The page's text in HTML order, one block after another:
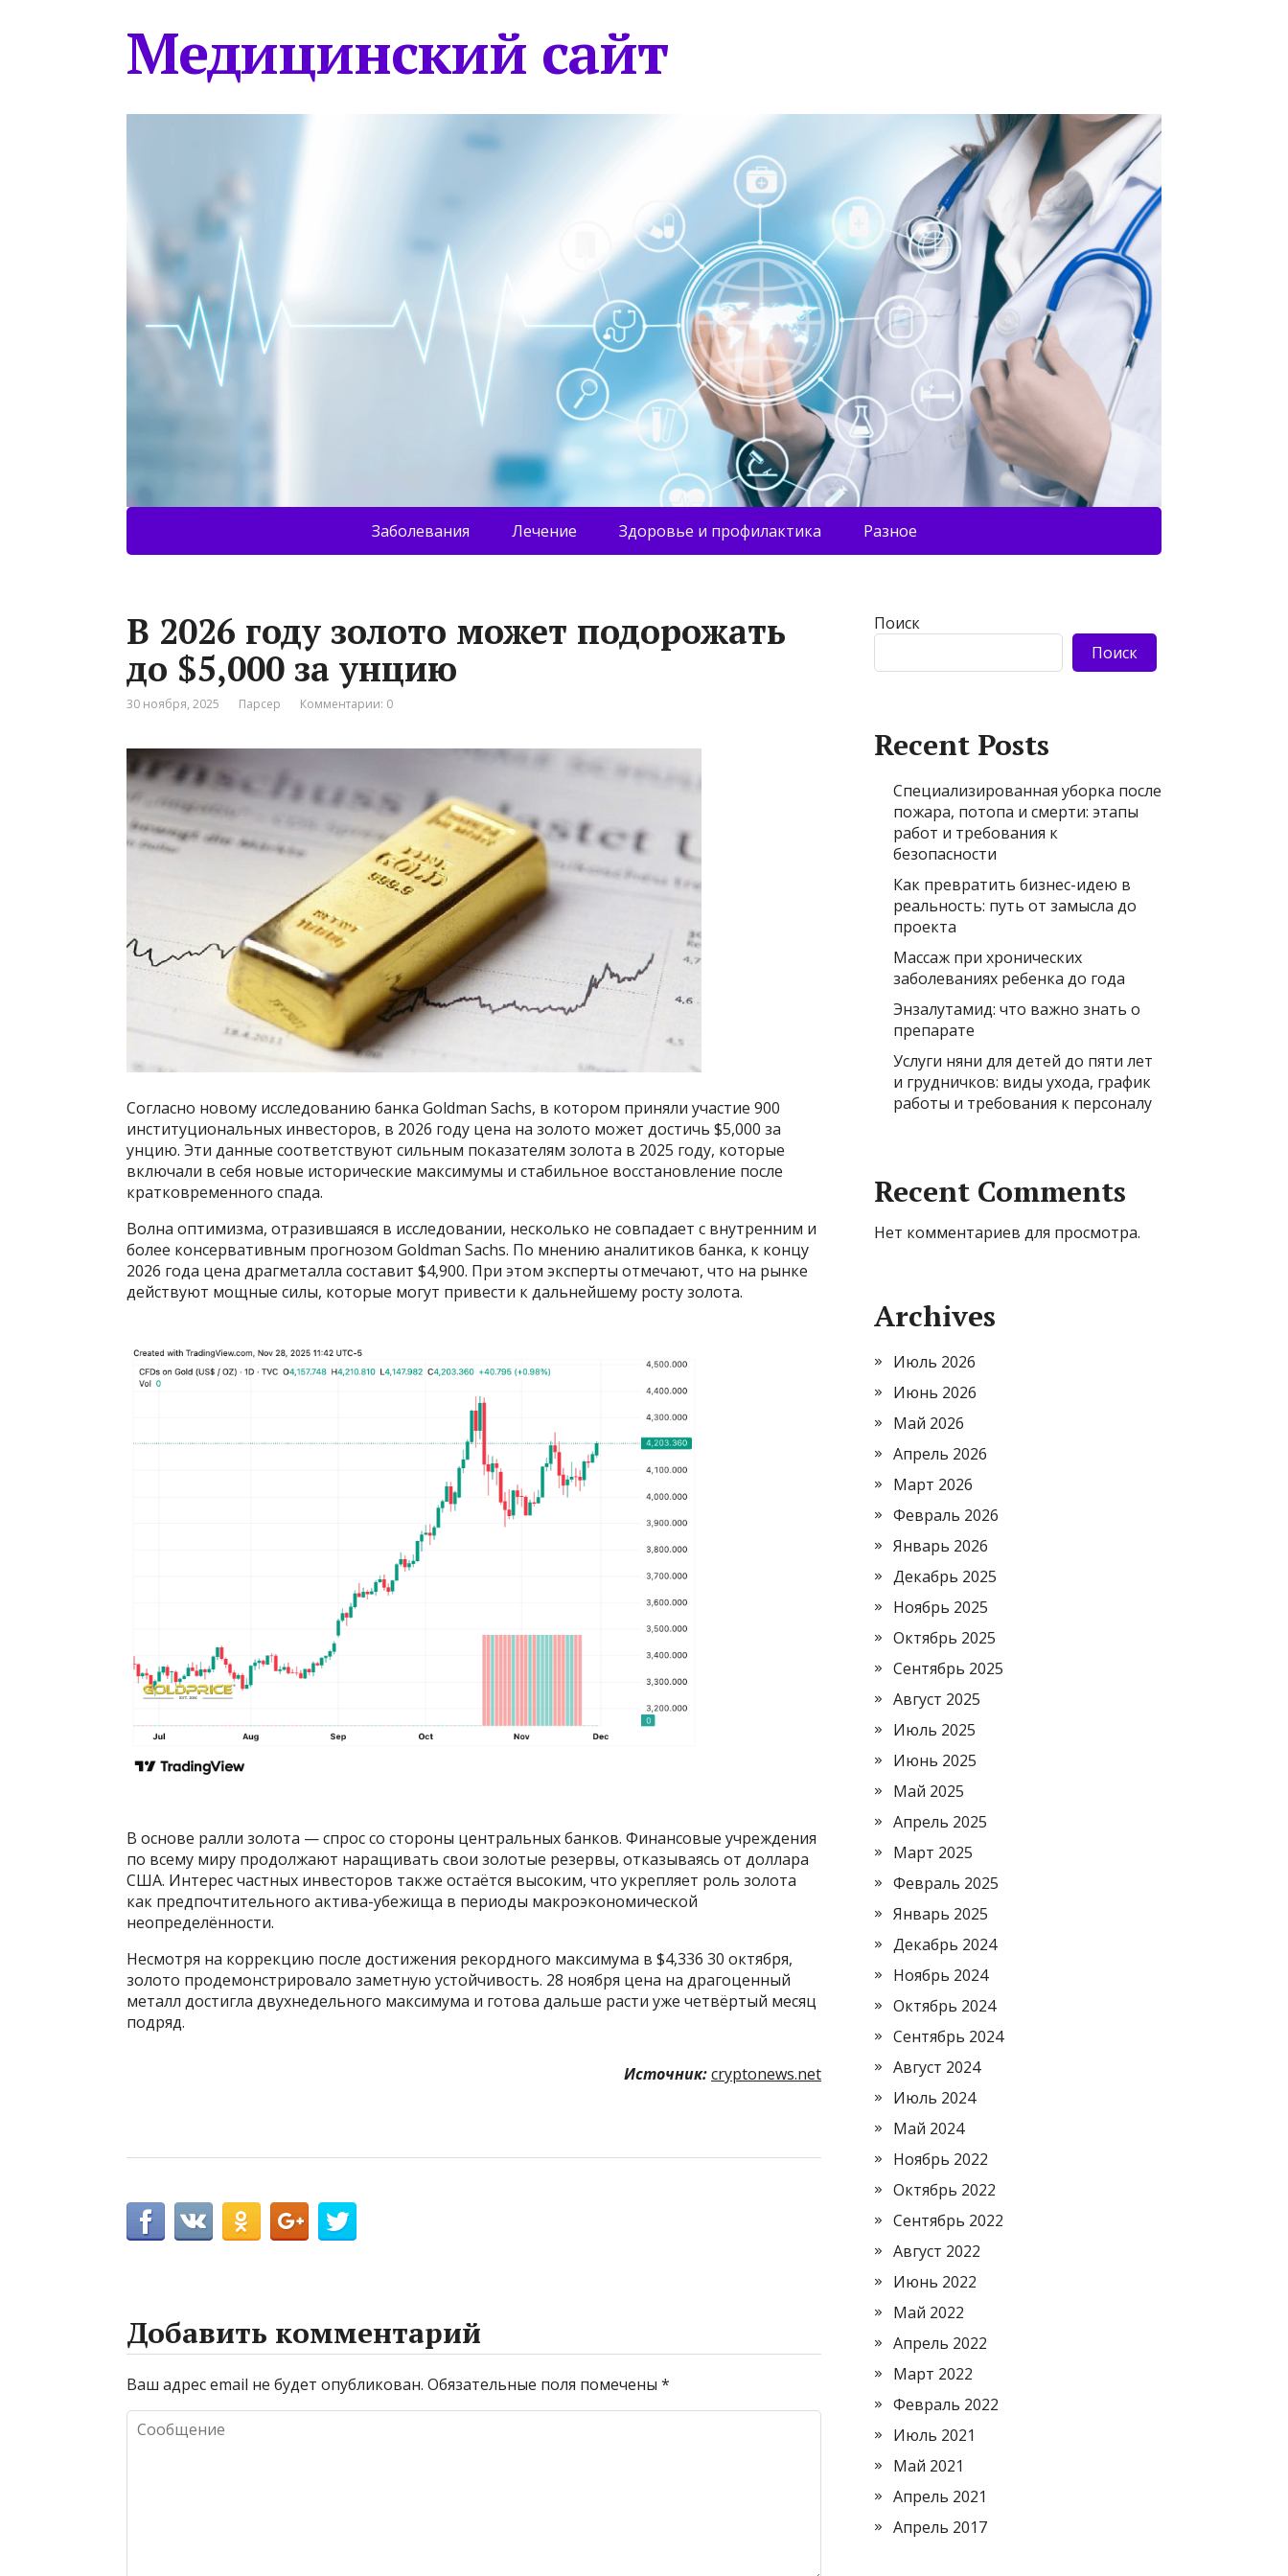
Медицинский сайт
Заболевания Лечение Здоровье и профилактика Разное
В 2026 году золото может подорожать
до $5,000 за унцию
30 ноября, 2025 Парсер Комментарии: 0
Согласно новому исследованию банка Goldman Sachs, в котором приняли участие 900
институциональных инвесторов, в 2026 году цена на золото может достичь $5,000 за
унцию. Эти данные соответствуют сильным показателям золота в 2025 году, которые
включали в себя новые исторические максимумы и стабильное восстановление после
кратковременного спада.
Волна оптимизма, отразившаяся в исследовании, несколько не совпадает с внутренним и
более консервативным прогнозом Goldman Sachs. По мнению аналитиков банка, к концу
2026 года цена драгметалла составит $4,900. При этом эксперты отмечают, что на рынке
действуют мощные силы, которые могут привести к дальнейшему росту золота.
В основе ралли золота — спрос со стороны центральных банков. Финансовые учреждения
по всему миру продолжают наращивать свои золотые резервы, отказываясь от доллара
США. Интерес частных инвесторов также остаётся высоким, что укрепляет роль золота
как предпочтительного актива-убежища в периоды макроэкономической
неопределённости.
Несмотря на коррекцию после достижения рекордного максимума в $4,336 30 октября,
золото продемонстрировало заметную устойчивость. 28 ноября цена на драгоценный
металл достигла двухнедельного максимума и готова дальше расти уже четвёртый месяц
подряд.
Источник:cryptonews.net
Добавить комментарий
Ваш адрес email не будет опубликован. Обязательные поля помечены *
Поиск
Поиск
Recent Posts
Специализированная уборка после
пожара, потопа и смерти: этапы
работ и требования к
безопасности
Как превратить бизнес-идею в
реальность: путь от замысла до
проекта
Массаж при хронических
заболеваниях ребенка до года
Энзалутамид: что важно знать о
препарате
Услуги няни для детей до пяти лет
и грудничков: виды ухода, график
работы и требования к персоналу
Recent Comments
Нет комментариев для просмотра.
Archives
Июль 2026
Июнь 2026
Май 2026
Апрель 2026
Март 2026
Февраль 2026
Январь 2026
Декабрь 2025
Ноябрь 2025
Октябрь 2025
Сентябрь 2025
Август 2025
Июль 2025
Июнь 2025
Май 2025
Апрель 2025
Март 2025
Февраль 2025
Январь 2025
Декабрь 2024
Ноябрь 2024
Октябрь 2024
Сентябрь 2024
Август 2024
Июль 2024
Май 2024
Ноябрь 2022
Октябрь 2022
Сентябрь 2022
Август 2022
Июнь 2022
Май 2022
Апрель 2022
Март 2022
Февраль 2022
Июль 2021
Май 2021
Апрель 2021
Апрель 2017